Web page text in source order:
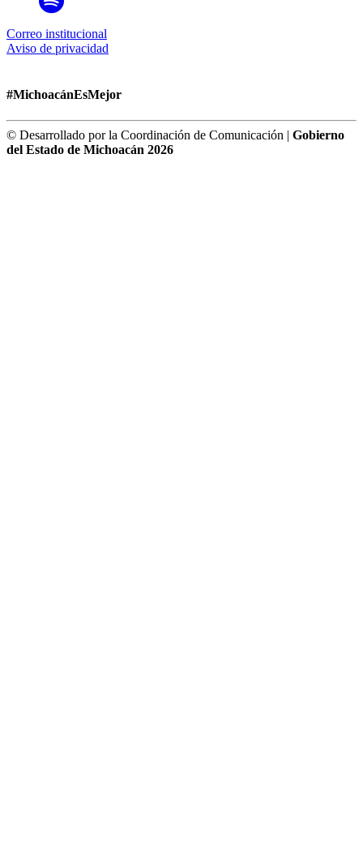
Correo institucional
Aviso de privacidad
#MichoacánEsMejor
© Desarrollado por la Coordinación de Comunicación | Gobierno
del Estado de Michoacán 2026